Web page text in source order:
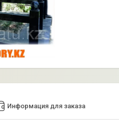
Информация для заказа